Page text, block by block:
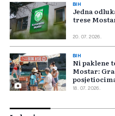
BIH
Jedna
trese
20. 07. 2026.
BIH
Ni paklene
Mostar:
18. 07. 2026.